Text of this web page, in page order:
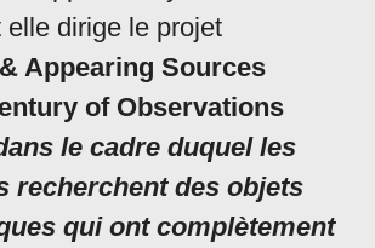
elle dirige le projet
Appearing Sources
of Observations
le cadre duquel les
recherchent des objets
qui ont complètement